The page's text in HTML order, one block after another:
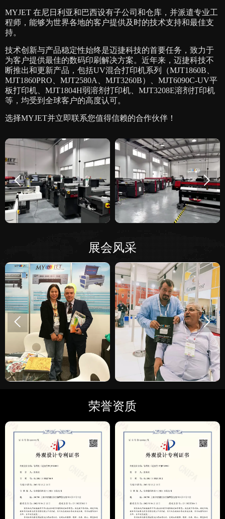
MYJET 在尼日利亚和巴西设有子公司和仓库，并派遣专业工
程师，能够为世界各地的客户提供及时的技术支持和最佳支
持。
技术创新与产品稳定性始终是迈捷科技的首要任务，致力于
为客户提供最佳的数码印刷解决方案。近年来，迈捷科技不
断推出和更新产品，包括UV混合打印机系列（MJT1860B、
MJT1860PRO、MJT2580A、MJT3260B）、MJT6090C-UV平
板打印机、MJT1804H弱溶剂打印机、MJT3208E溶剂打印机
等，均受到全球客户的高度认可。
选择MYJET并立即联系您值得信赖的合作伙伴！
 
展会风采
 
荣誉资质